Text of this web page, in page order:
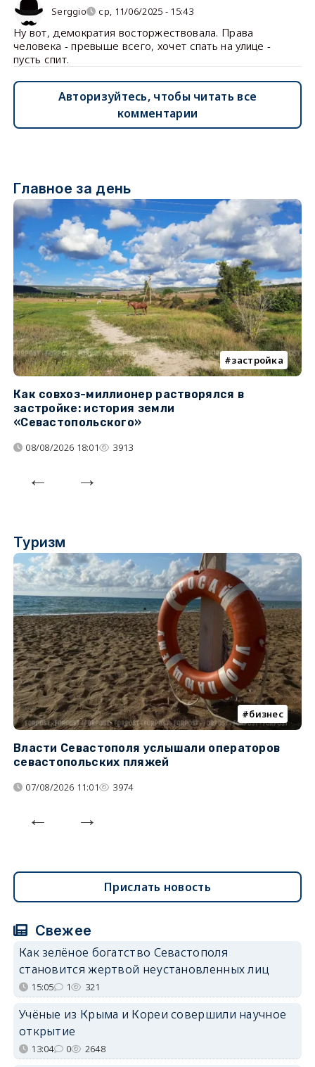
Serggio ср, 11/06/2025 - 15:43
Ну вот, демократия восторжествовала. Права
человека - превыше всего, хочет спать на улице -
пусть спит.
Авторизуйтесь, чтобы читать все
комментарии
Главное за день
застройка
Как совхоз-миллионер растворялся в
застройке: история земли
«Севастопольского»
08/08/2026 18:01 3913
Туризм
бизнес
Власти Севастополя услышали операторов
севастопольских пляжей
07/08/2026 11:01 3974
Прислать новость
Свежее
Как зелёное богатство Севастополя
становится жертвой неустановленных лиц
15:05 1 321
Учёные из Крыма и Кореи совершили научное
открытие
13:04 0 2648